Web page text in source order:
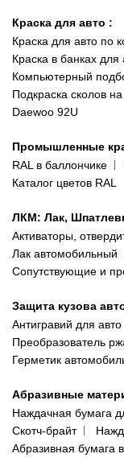
093 611-39-23
(ориентир: Интайм
Одесса
пр-т Акад. Глушко, 29
066 554-97-70
Доставка и оплата
Сотрудничество
Наши публикации
Публичная оферта
Политика
Краска для авто :
Краска для авто по
Краска в банках для
Компьютерный
Подкраска сколов
Daewoo 92U
Промышленные
RAL в баллончике
Каталог цветов RAL
ЛКМ: Лак,
Активаторы,
Лак автомобильный
Сопутствующие и
Защита кузова
Антигравий для авто
Преобразователь
Герметик
Абразивные
Наждачная бумага
Скотч-брайт
Абразивная бумага